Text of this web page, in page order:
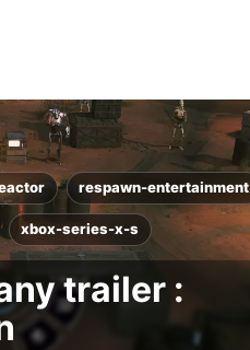
respawn-entertainment
xbox-series-x-s
trailer :